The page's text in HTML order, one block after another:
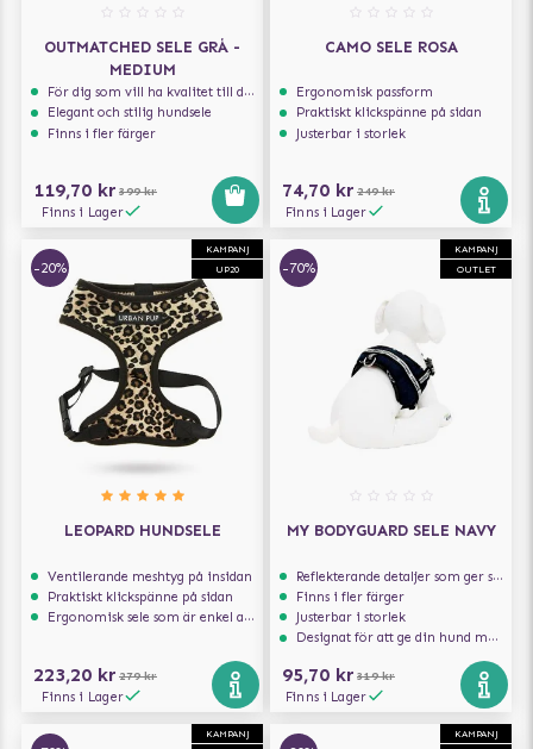
OUTMATCHED SELE GRÅ -
MEDIUM
För dig som vill ha kvalitet till din hund!
Elegant och stilig hundsele
Finns i fler färger
119,70 kr 399 kr
Finns i Lager
CAMO SELE ROSA
Ergonomisk passform
Praktiskt klickspänne på sidan
Justerbar i storlek
74,70 kr 249 kr
Finns i Lager
KAMPANJ
UP20
-20%
LEOPARD HUNDSELE
Ventilerande meshtyg på insidan
Praktiskt klickspänne på sidan
Ergonomisk sele som är enkel att ta på och av
223,20 kr 279 kr
Finns i Lager
KAMPANJ
OUTLET
-70%
MY BODYGUARD SELE NAVY
Reflekterande detaljer som ger synlighet i svagt ljus
Finns i fler färger
Justerbar i storlek
Designat för att ge din hund maximal komfort
95,70 kr 319 kr
Finns i Lager
KAMPANJ
KAMPANJ